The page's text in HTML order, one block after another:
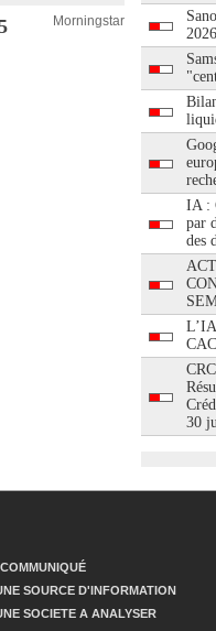
Morningstar
2026
IA :
par
des
30
SOURCE D'INFORMATION
SOCIETE A ANALYSER